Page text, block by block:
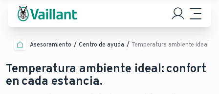
Asesoramiento Centro de ayuda Temperatura ambiente ideal
Temperatura ambiente ideal: confort
en cada estancia.